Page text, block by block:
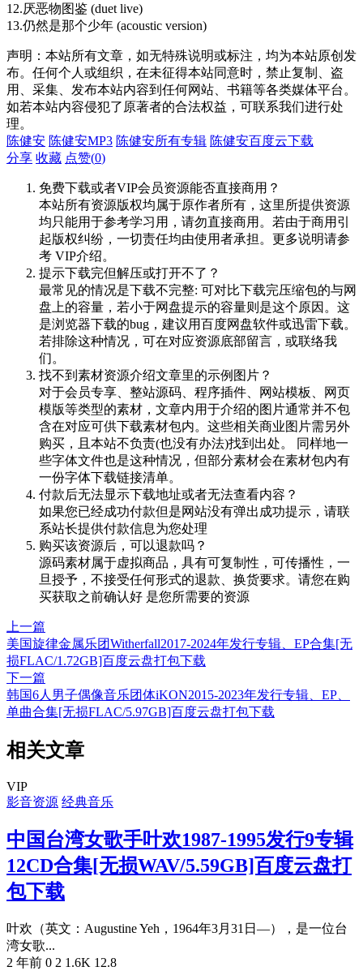
12.厌恶物图鉴 (duet live)
13.仍然是那个少年 (acoustic version)
声明：本站所有文章，如无特殊说明或标注，均为本站原创发
布。任何个人或组织，在未征得本站同意时，禁止复制、盗
用、采集、发布本站内容到任何网站、书籍等各类媒体平台。
如若本站内容侵犯了原著者的合法权益，可联系我们进行处
理。
陈健安 陈健安MP3 陈健安所有专辑 陈健安百度云下载
分享 收藏 点赞(0)
免费下载或者VIP会员资源能否直接商用？
本站所有资源版权均属于原作者所有，这里所提供资源
均只能用于参考学习用，请勿直接商用。若由于商用引
起版权纠纷，一切责任均由使用者承担。更多说明请参
考 VIP介绍。
提示下载完但解压或打开不了？
最常见的情况是下载不完整: 可对比下载完压缩包的与网
盘上的容量，若小于网盘提示的容量则是这个原因。这
是浏览器下载的bug，建议用百度网盘软件或迅雷下载。
若排除这种情况，可在对应资源底部留言，或联络我
们。
找不到素材资源介绍文章里的示例图片？
对于会员专享、整站源码、程序插件、网站模板、网页
模版等类型的素材，文章内用于介绍的图片通常并不包
含在对应可供下载素材包内。这些相关商业图片需另外
购买，且本站不负责(也没有办法)找到出处。 同样地一
些字体文件也是这种情况，但部分素材会在素材包内有
一份字体下载链接清单。
付款后无法显示下载地址或者无法查看内容？
如果您已经成功付款但是网站没有弹出成功提示，请联
系站长提供付款信息为您处理
购买该资源后，可以退款吗？
源码素材属于虚拟商品，具有可复制性，可传播性，一
旦授予，不接受任何形式的退款、换货要求。请您在购
买获取之前确认好 是您所需要的资源
上一篇
美国旋律金属乐团Witherfall2017-2024年发行专辑、EP合集[无
损FLAC/1.72GB]百度云盘打包下载
下一篇
韩国6人男子偶像音乐团体iKON2015-2023年发行专辑、EP、
单曲合集[无损FLAC/5.97GB]百度云盘打包下载
相关文章
VIP
影音资源 经典音乐
中国台湾女歌手叶欢1987-1995发行9专辑
12CD合集[无损WAV/5.59GB]百度云盘打
包下载
叶欢（英文：Augustine Yeh，1964年3月31日—），是一位台
湾女歌...
2 年前 0 2 1.6K 12.8